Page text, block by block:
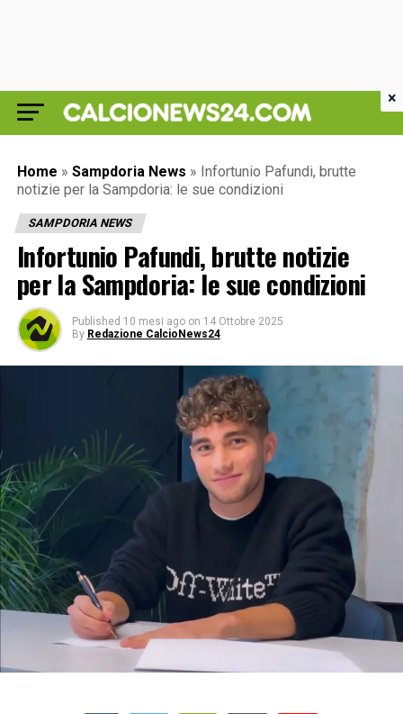
Home » Sampdoria News » Infortunio Pafundi, brutte
notizie per la Sampdoria: le sue condizioni
SAMPDORIA NEWS
Infortunio Pafundi, brutte notizie
per la Sampdoria: le sue condizioni
Published 10 mesi ago on 14 Ottobre 2025
By Redazione CalcioNews24
×